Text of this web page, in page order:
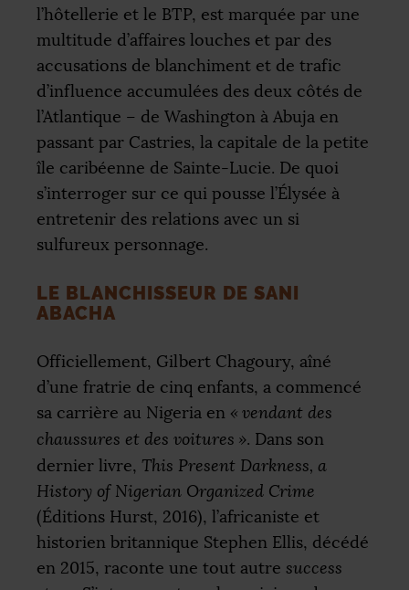
l’hôtellerie et le BTP, est marquée par une
multitude d’affaires louches et par des
accusations de blanchiment et de trafic
d’influence accumulées des deux côtés de
l’Atlantique – de Washington à Abuja en
passant par Castries, la capitale de la petite
île caribéenne de Sainte-Lucie. De quoi
s’interroger sur ce qui pousse l’Élysée à
entretenir des relations avec un si
sulfureux personnage.
LE BLANCHISSEUR DE SANI
ABACHA
Officiellement, Gilbert Chagoury, aîné
d’une fratrie de cinq enfants, a commencé
sa carrière au Nigeria en « vendant des
chaussures et des voitures ». Dans son
dernier livre, This Present Darkness, a
History of Nigerian Organized Crime
(Éditions Hurst, 2016), l’africaniste et
historien britannique Stephen Ellis, décédé
en 2015, raconte une tout autre success